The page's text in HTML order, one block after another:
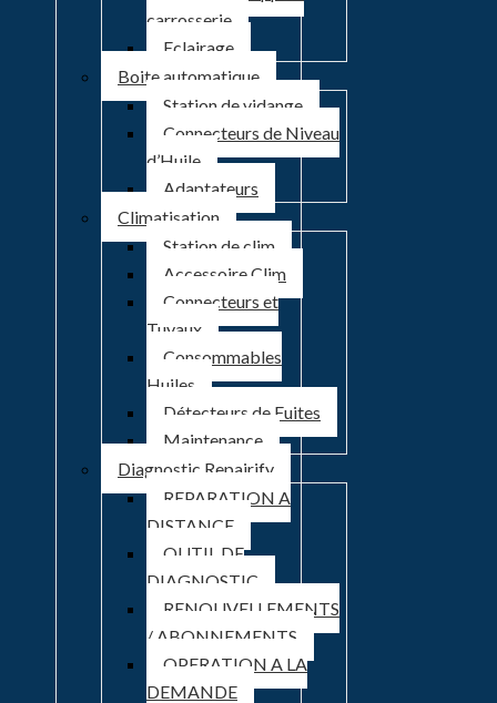
carrosserie
Eclairage
Boite automatique
Station de vidange
Connecteurs de Niveau
d’Huile
Adaptateurs
Climatisation
Station de clim
Accessoire Clim
Connecteurs et
Tuyaux
Consommables
Huiles
Détecteurs de Fuites
Maintenance
Diagnostic Repairify
REPARATION A
DISTANCE
OUTIL DE
DIAGNOSTIC
RENOUVELLEMENTS
/ ABONNEMENTS
OPERATION A LA
DEMANDE